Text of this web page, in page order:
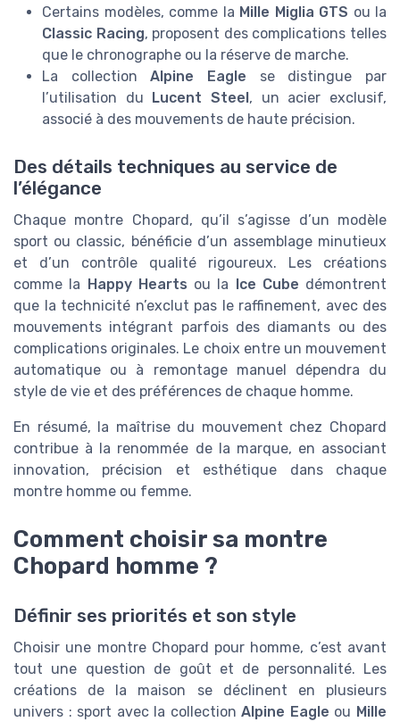
Certains modèles, comme la Mille Miglia GTS ou la
Classic Racing, proposent des complications telles
que le chronographe ou la réserve de marche.
La collectionAlpine Eagle se distingue par
l’utilisation du Lucent Steel, un acier exclusif,
associé à des mouvements de haute précision.
Des détails techniques au service de
l’élégance
Chaque montre Chopard, qu’il s’agisse d’un modèle
sport ou classic, bénéficie d’un assemblage minutieux
et d’un contrôle qualité rigoureux. Les créations
comme la Happy Hearts ou la Ice Cube démontrent
que la technicité n’exclut pas le raffinement, avec des
mouvements intégrant parfois des diamants ou des
complications originales. Le choix entre un mouvement
automatique ou à remontage manuel dépendra du
style de vie et des préférences de chaque homme.
En résumé, la maîtrise du mouvement chez Chopard
contribue à la renommée de la marque, en associant
innovation, précision et esthétique dans chaque
montre homme ou femme.
Comment choisir sa montre
Chopard homme ?
Définir ses priorités et son style
Choisir une montre Chopard pour homme, c’est avant
tout une question de goût et de personnalité. Les
créations de la maison se déclinent en plusieurs
univers : sport avec la collectionAlpine Eagle ou Mille